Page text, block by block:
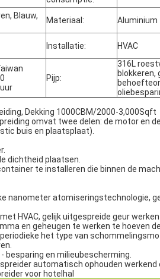
Blauw,
Materiaal: Aluminium
Installatie: HVAC
Pijp:
316L
blokkeren,
Dekking 1000CBM/2000-3,000Sqft
omvat twee delen: de motor en
buis en plaatsplaat).
dichtheid plaatsen.
te installeren die binnen de
nanometer atomiseringstechnologie,
HVAC, gelijk uitgespreide geur werken
en geheugen te werken te hoeven
het type van
besparing en milieubescherming.
automatisch ophouden
voor hotelhal